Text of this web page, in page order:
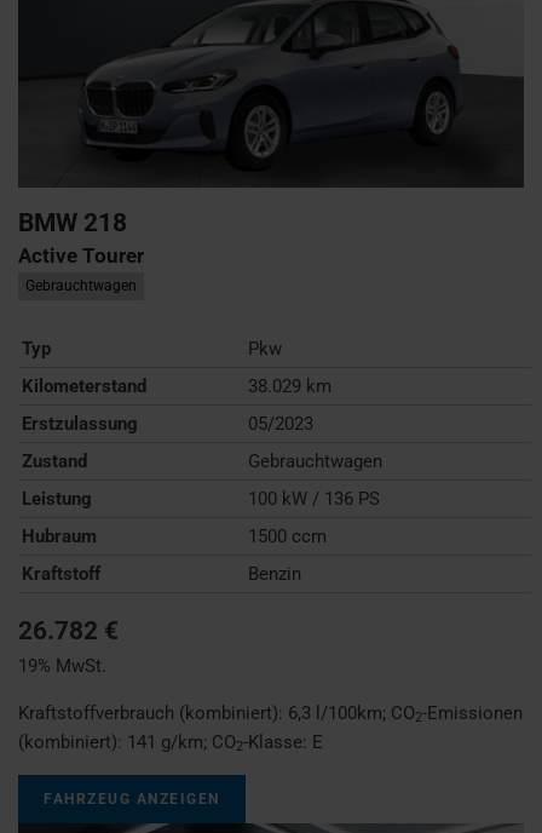
BMW 218
Active Tourer
Gebrauchtwagen
Typ
Pkw
Kilometerstand
38.029 km
Erstzulassung
05/2023
Zustand
Gebrauchtwagen
Leistung
100 kW / 136 PS
Hubraum
1500 ccm
Kraftstoff
Benzin
26.782 €
19% MwSt.
Kraftstoffverbrauch (kombiniert): 6,3 l/100km; CO2-Emissionen
(kombiniert): 141 g/km; CO2-Klasse: E
FAHRZEUG ANZEIGEN